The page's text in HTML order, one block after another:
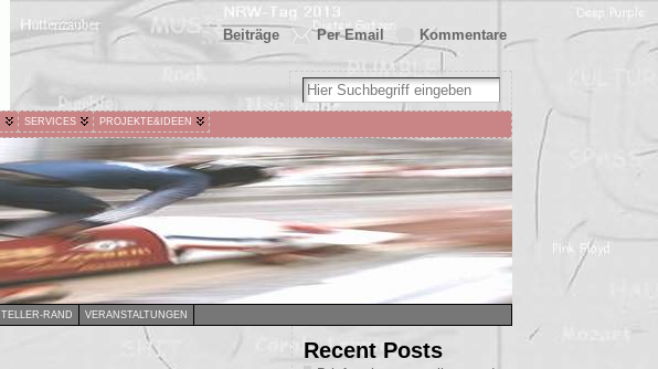
Kommentare
Per Email
Beiträge
SERVICES PROJEKTE&IDEEN
TELLER-RAND VERANSTALTUNGEN
Recent Posts